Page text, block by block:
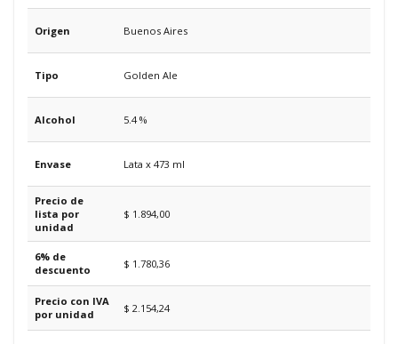
Origen Buenos Aires
Tipo Golden Ale
Alcohol 5.4 %
Envase Lata x 473 ml
Precio de
lista por
unidad
$ 1.894,00
6% de
descuento
$ 1.780,36
Precio con IVA
por unidad
$ 2.154,24